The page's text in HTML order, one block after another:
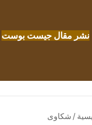
نشر مقال جيست بوست
/ شكاوى